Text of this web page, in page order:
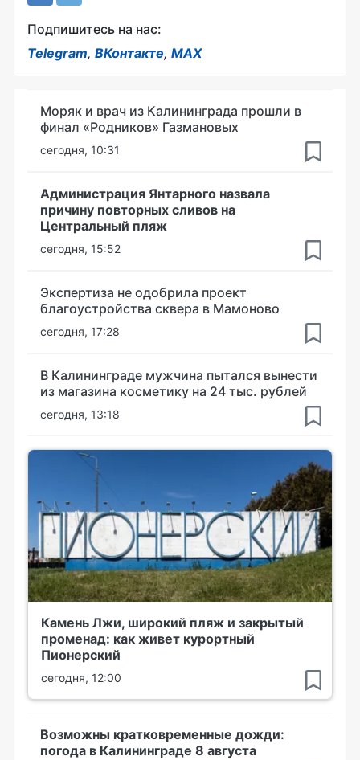
Подпишитесь на нас:
Telegram, ВКонтакте, MAX
Моряк и врач из Калининграда прошли в
финал «Родников» Газмановых
сегодня, 10:31
Администрация Янтарного назвала
причину повторных сливов на
Центральный пляж
сегодня, 15:52
Экспертиза не одобрила проект
благоустройства сквера в Мамоново
сегодня, 17:28
В Калининграде мужчина пытался вынести
из магазина косметику на 24 тыс. рублей
сегодня, 13:18
Камень Лжи, широкий пляж и закрытый
променад: как живет курортный
Пионерский
сегодня, 12:00
Возможны кратковременные дожди:
погода в Калининграде 8 августа